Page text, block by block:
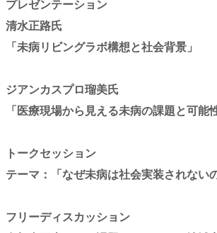
プレゼンテーション
清水正路氏
「未病リビングラボ構想と社会背景」
ジアンカスプロ瑠美氏
「医療現場から見える未病の課題と可能
トークセッション
テーマ：「なぜ未病は社会実装されない
フリーディスカッション